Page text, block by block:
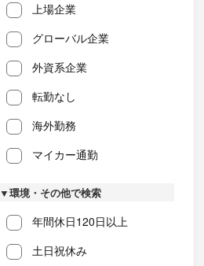
上場企業
グローバル企業
外資系企業
転勤なし
海外勤務
マイカー通勤
▼環境・その他で検索
年間休日120日以上
土日祝休み